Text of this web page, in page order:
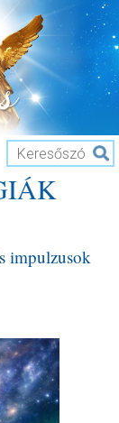
impulzusok